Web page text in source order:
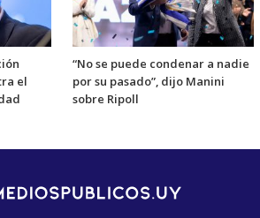
el
“No se puede condenar a nadie
por su pasado”, dijo Manini
sobre Ripoll